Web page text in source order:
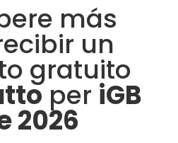
más
un
gratuito
per iGB
2026